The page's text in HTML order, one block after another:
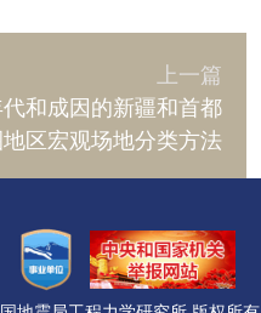
上一篇
和成因的新疆和首都
区宏观场地分类方法